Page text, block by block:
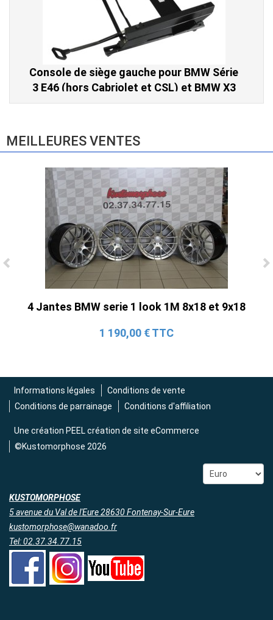
Ligne Cat-Back Active 4 Sorties avec
(2015-2023)
2 690,00 € TTC
Console de siège gauche pour BMW Série
3 E46 (hors Cabriolet et CSL) et BMW X3
E83 (2004-2010)
MEILLEURES VENTES
4 Jantes BMW serie 1 look 1M 8x18 et 9x18
1 190,00 € TTC
Informations légales
Conditions de vente
Conditions de parrainage
Conditions d'affiliation
Une création PEEL création de site eCommerce
©Kustomorphose 2026
KUSTOMORPHOSE
5 avenue du Val de l'Eure 28630 Fontenay-Sur-Eure
kustomorphose@wanadoo.fr
Tel: 02.37.34.77.15